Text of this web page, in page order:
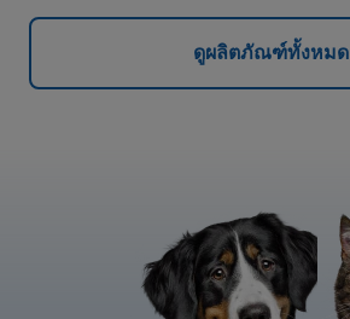
ดูผลิตภัณฑ์ทั้งหมด